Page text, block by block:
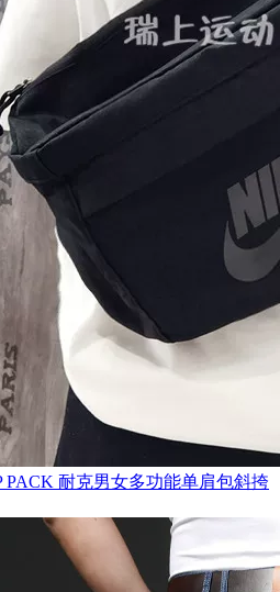
PACK 耐克男女多功能单肩包斜挎